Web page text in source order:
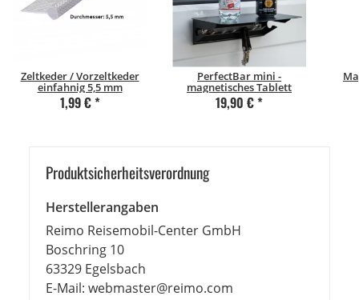
Zeltkeder / Vorzeltkeder
einfahnig 5,5 mm
1,99 €*
PerfectBar mini -
magnetisches Tablett
19,90 €*
Produkt­sicher­heits­ver­ord­nung
Herstellerangaben
Reimo Reisemobil-Center GmbH
Boschring 10
63329 Egelsbach
E-Mail: webmaster@reimo.com